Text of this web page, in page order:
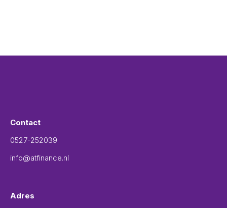
Contact
0527-252039
info@atfinance.nl
Adres